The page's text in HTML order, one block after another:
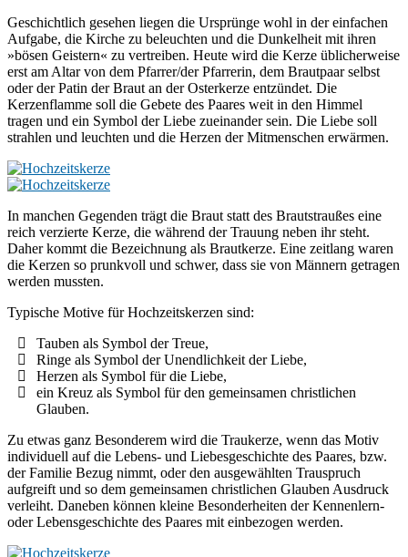
Geschichtlich gesehen liegen die Ursprünge wohl in der einfachen
Aufgabe, die Kirche zu beleuchten und die Dunkelheit mit ihren
»bösen Geistern« zu vertreiben. Heute wird die Kerze üblicherweise
erst am Altar von dem Pfarrer/der Pfarrerin, dem Brautpaar selbst
oder der Patin der Braut an der Osterkerze entzündet. Die
Kerzenflamme soll die Gebete des Paares weit in den Himmel
tragen und ein Symbol der Liebe zueinander sein. Die Liebe soll
strahlen und leuchten und die Herzen der Mitmenschen erwärmen.
In manchen Gegenden trägt die Braut statt des Brautstraußes eine
reich verzierte Kerze, die während der Trauung neben ihr steht.
Daher kommt die Bezeichnung als Brautkerze. Eine zeitlang waren
die Kerzen so prunkvoll und schwer, dass sie von Männern getragen
werden mussten.
Typische Motive für Hochzeitskerzen sind:
Tauben als Symbol der Treue,
Ringe als Symbol der Unendlichkeit der Liebe,
Herzen als Symbol für die Liebe,
ein Kreuz als Symbol für den gemeinsamen christlichen
Glauben.
Zu etwas ganz Besonderem wird die Traukerze, wenn das Motiv
individuell auf die Lebens- und Liebesgeschichte des Paares, bzw.
der Familie Bezug nimmt, oder den ausgewählten Trauspruch
aufgreift und so dem gemeinsamen christlichen Glauben Ausdruck
verleiht. Daneben können kleine Besonderheiten der Kennenlern-
oder Lebensgeschichte des Paares mit einbezogen werden.